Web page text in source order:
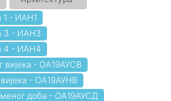
1 - ИАН1
3 - ИАН3
4 - ИАН4
вијека - ОА19АУСВ
- ОА19АУНВ
доба - ОА19АУСД